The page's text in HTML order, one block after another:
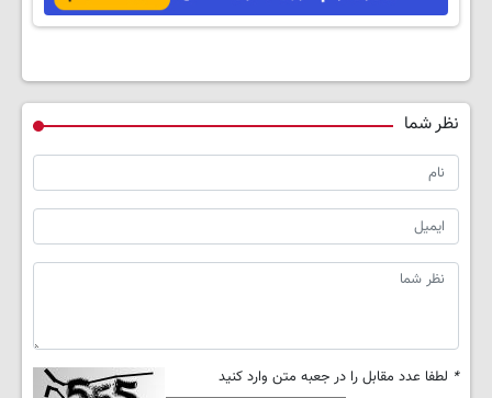
نظر شما
* لطفا عدد مقابل را در جعبه متن وارد کنید